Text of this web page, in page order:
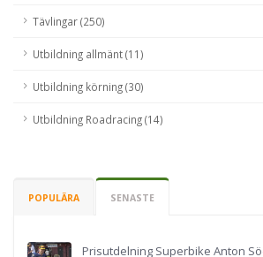
Tävlingar (250)
Utbildning allmänt (11)
Utbildning körning (30)
Utbildning Roadracing (14)
POPULÄRA SENASTE
Prisutdelning Superbike Anton